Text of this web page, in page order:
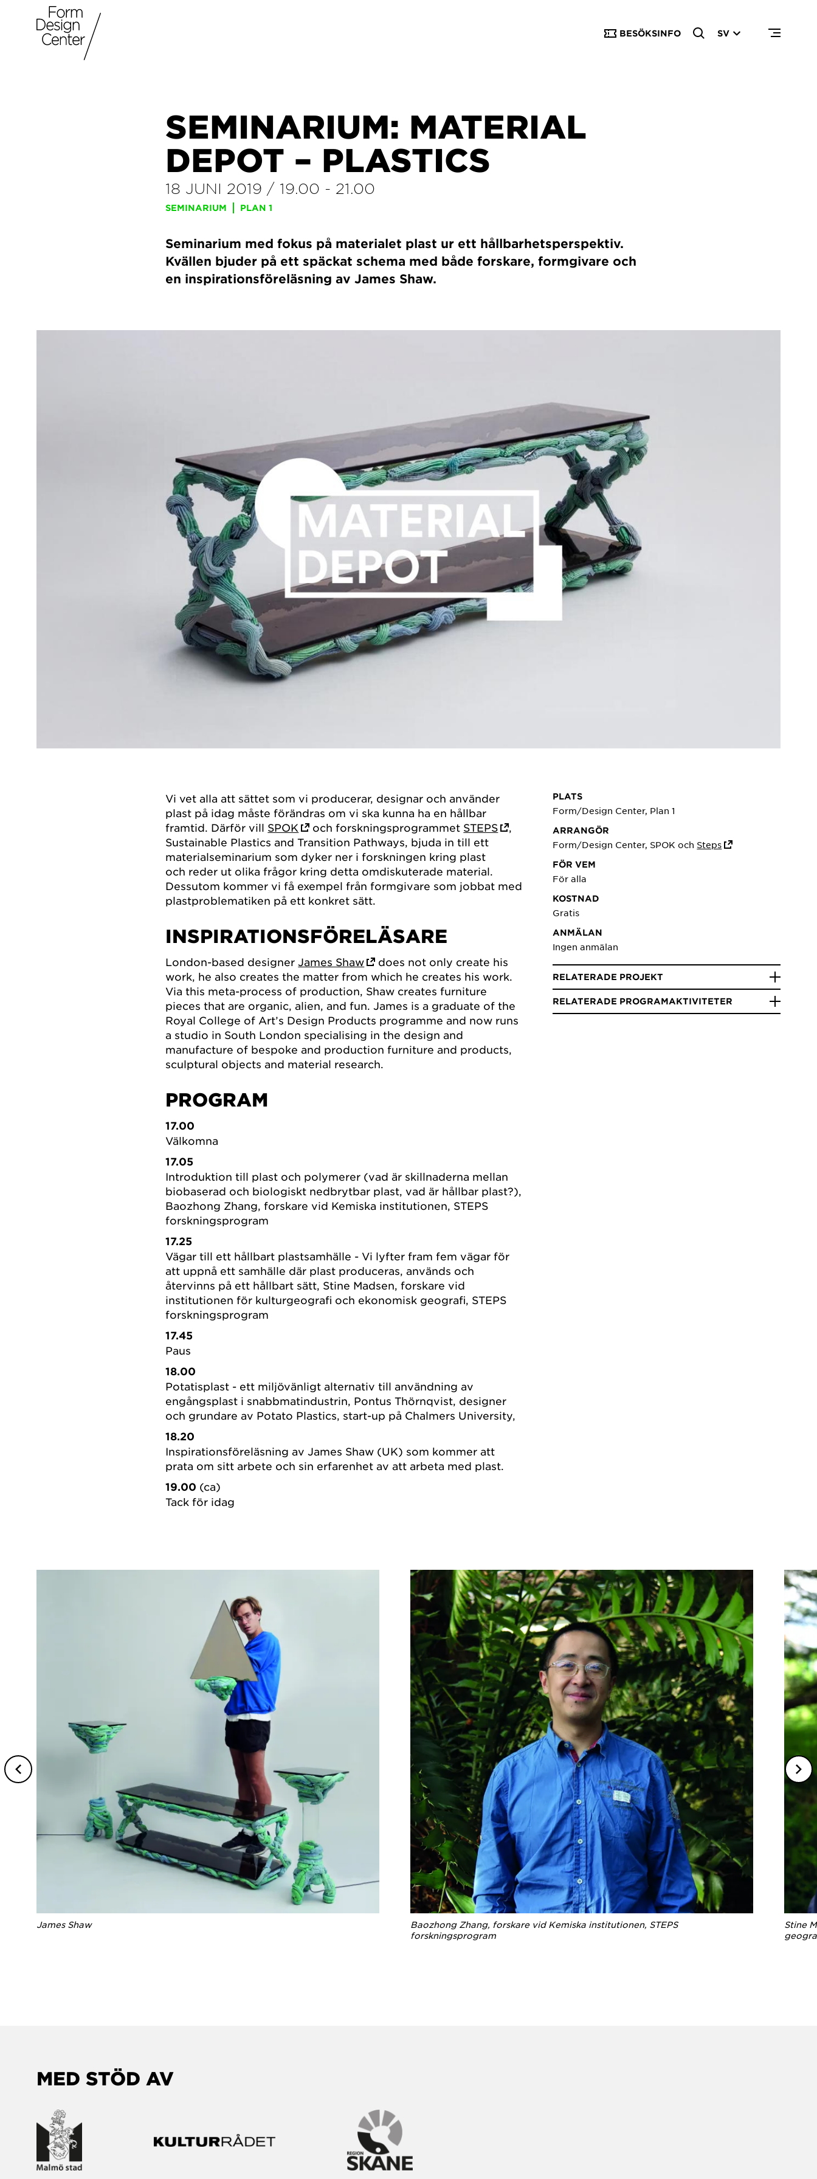
BESÖKSINFO SV
SEMINARIUM: MATERIAL
DEPOT – PLASTICS
18 JUNI 2019 / 19.00 - 21.00
SEMINARIUM PLAN 1
Seminarium med fokus på materialet plast ur ett hållbarhetsperspektiv.
Kvällen bjuder på ett späckat schema med både forskare, formgivare och
en inspirationsföreläsning av James Shaw.
Vi vet alla att sättet som vi producerar, designar och använder
plast på idag måste förändras om vi ska kunna ha en hållbar
framtid. Därför vill SPOK och forskningsprogrammet STEPS
,
Sustainable Plastics and Transition Pathways, bjuda in till ett
materialseminarium som dyker ner i forskningen kring plast
och reder ut olika frågor kring detta omdiskuterade material.
Dessutom kommer vi få exempel från formgivare som jobbat med
plastproblematiken på ett konkret sätt.
INSPIRATIONSFÖRELÄSARE
London-based designerJames Shaw
does not only create his
work, he also creates the matter from which he creates his work.
Via this meta-process of production, Shaw creates furniture
pieces that are organic, alien, and fun. James is a graduate of the
Royal College of Art’s Design Products programme and now runs
a studio in South London specialising in the design and
manufacture of bespoke and production furniture and products,
sculptural objects and material research.
PROGRAM
17.00
Välkomna
17.05
Introduktion till plast och polymerer (vad är skillnaderna mellan
biobaserad och biologiskt nedbrytbar plast, vad är hållbar plast?),
Baozhong Zhang, forskare vid Kemiska institutionen, STEPS
forskningsprogram
17.25
Vägar till ett hållbart plastsamhälle - Vi lyfter fram fem vägar för
att uppnå ett samhälle där plast produceras, används och
återvinns på ett hållbart sätt, Stine Madsen, forskare vid
institutionen för kulturgeografi och ekonomisk geografi, STEPS
forskningsprogram
17.45
Paus
18.00
Potatisplast - ett miljövänligt alternativ till användning av
engångsplast i snabbmatindustrin, Pontus Thörnqvist, designer
och grundare av Potato Plastics, start-up på Chalmers University,
18.20
Inspirationsföreläsning av James Shaw (UK) som kommer att
prata om sitt arbete och sin erfarenhet av att arbeta med plast.
19.00 (ca)
Tack för idag
PLATS
Form/Design Center, Plan 1
ARRANGÖR
Form/Design Center, SPOK och Steps
FÖR VEM
För alla
KOSTNAD
Gratis
ANMÄLAN
Ingen anmälan
RELATERADE PROJEKT
RELATERADE PROGRAMAKTIVITETER
James Shaw
Baozhong Zhang, forskare vid Kemiska institutionen, STEPS
forskningsprogram
Stine
MED STÖD AV